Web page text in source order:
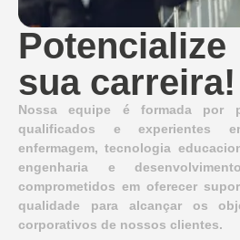
Potencialize
sua carreira!
Nossa equipe é formada por
qualificados e experientes
enfermagem, tecnologia
engenharia e
comprometidos em oferecer
qualidade para alcançar os
corporativos de nossos clientes.